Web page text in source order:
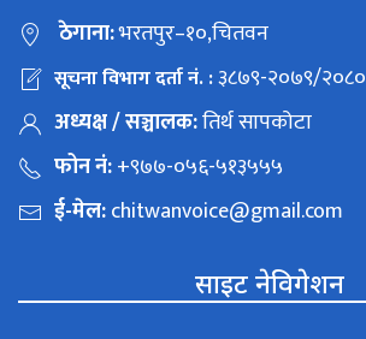
ठेगाना:भरतपुर–१०,चितवन
सूचना विभाग दर्ता नं. :३८७९-२०७९/२०८०
अध्यक्ष / सञ्चालक:तिर्थ सापकोटा
फोन नं:+९७७-०५६-५१३५५५
ई-मेल:chitwanvoice@gmail.com
साइट नेविगेशन